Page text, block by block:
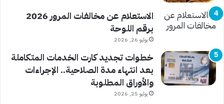
الاستعلام عن مخالفات المرور 2026
برقم اللوحة
يوليو 26, 2026
خطوات تجديد كارت الخدمات المتكاملة
بعد انتهاء مدة الصلاحية.. الإجراءات
والأوراق المطلوبة
يوليو 25, 2026